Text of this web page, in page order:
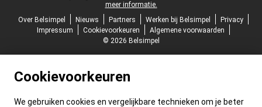
meer informatie.
Over Belsimpel
Nieuws Partners Werken bij Belsimpel
Privacy
Impressum
Cookievoorkeuren
Algemene voorwaarden
© 2026 Belsimpel
Cookievoorkeuren
We gebruiken cookies en vergelijkbare technieken om je beter